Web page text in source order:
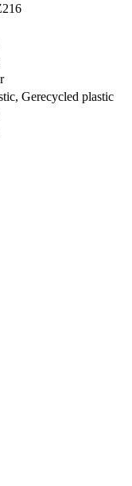
Gerecycled plastic